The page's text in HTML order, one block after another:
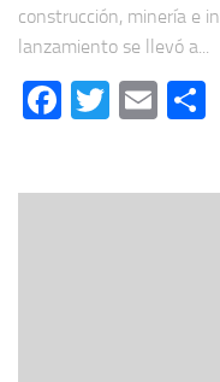
construcción, minería e
lanzamiento se llevó a...
Facebook
Twitter